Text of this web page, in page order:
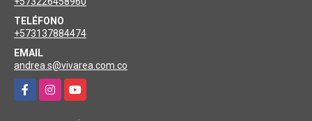
MÓVIL
+573226458960
TELÉFONO
+573137884474
EMAIL
andrea.s@vivarea.com.co
FacebookInstagram
YouTube